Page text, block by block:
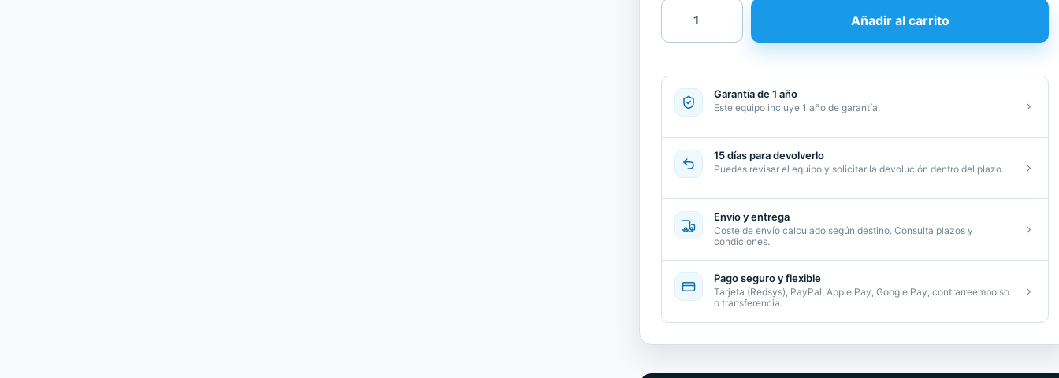
Portátil
Essential
15,6"
cantidad
Añadir al carrito
Garantía de 1 año
Este equipo incluye 1 año de garantía.
15 días para devolverlo
Puedes revisar el equipo y solicitar la devolución dentro del plazo.
Envío y entrega
Coste de envío calculado según destino. Consulta plazos y
condiciones.
Pago seguro y flexible
Tarjeta (Redsys), PayPal, Apple Pay, Google Pay, contrarreembolso
o transferencia.